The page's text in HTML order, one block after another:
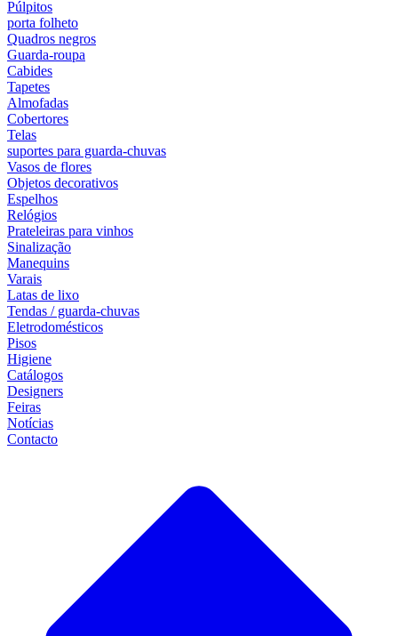
Púlpitos
porta folheto
Quadros negros
Guarda-roupa
Cabides
Tapetes
Almofadas
Cobertores
Telas
suportes para guarda-chuvas
Vasos de flores
Objetos decorativos
Espelhos
Relógios
Prateleiras para vinhos
Sinalização
Manequins
Varais
Latas de lixo
Tendas / guarda-chuvas
Eletrodomésticos
Pisos
Higiene
Catálogos
Designers
Feiras
Notícias
Contacto